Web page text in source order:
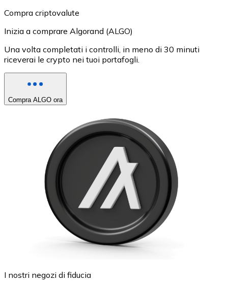
Compra criptovalute
Inizia a comprare Algorand (ALGO)
Una volta completati i controlli, in meno di 30 minuti
riceverai le crypto nei tuoi portafogli.
Compra ALGO ora
I nostri negozi di fiducia